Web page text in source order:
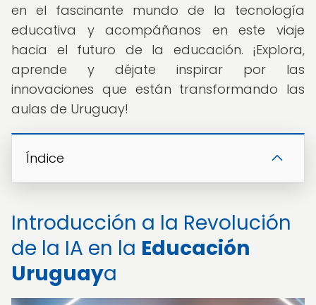
en el fascinante mundo de la tecnología
educativa y acompáñanos en este viaje
hacia el futuro de la educación. ¡Explora,
aprende y déjate inspirar por las
innovaciones que están transformando las
aulas de Uruguay!
Índice
Introducción a la Revolución
de la IA en la Educación
Uruguaya